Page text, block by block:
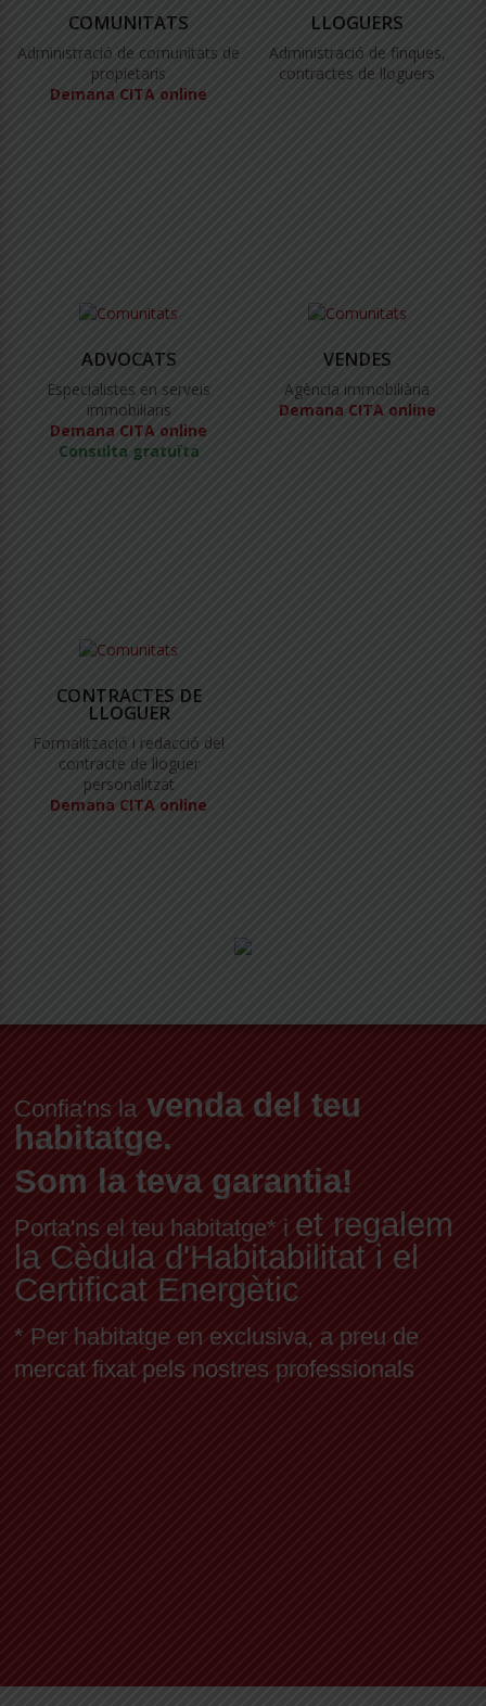
COMUNITATS
Administració de comunitats de
propietaris
Demana CITA online
LLOGUERS
Administració de finques,
contractes de lloguers
ADVOCATS
Especialistes en serveis
immobiliaris
Demana CITA online
Consulta gratuïta
VENDES
Agència immobiliària
Demana CITA online
CONTRACTES DE
LLOGUER
Formalització i redacció del
contracte de lloguer
personalitzat
Demana CITA online
Confia'ns la venda del teu
habitatge.
Som la teva garantia!
Porta'ns el teu habitatge* i et regalem
la Cèdula d'Habitabilitat i el
Certificat Energètic
* Per habitatge en exclusiva, a preu de
mercat fixat pels nostres professionals